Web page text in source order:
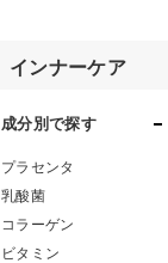
インナーケア
成分別で探す
プラセンタ
乳酸菌
コラーゲン
ビタミン